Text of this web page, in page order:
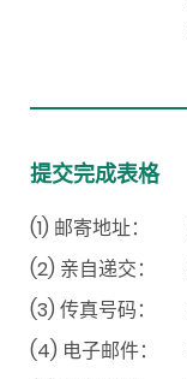
提交完成表格
(1) 邮寄地址：
(2) 亲自递交：
(3) 传真号码：
(4) 电子邮件：